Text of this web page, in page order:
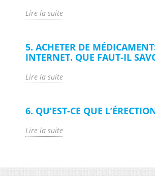
Lire la suite
5. ACHETER DE
INTERNET. QUE FAUT-IL
Lire la suite
6. QU’EST-CE QUE
Lire la suite